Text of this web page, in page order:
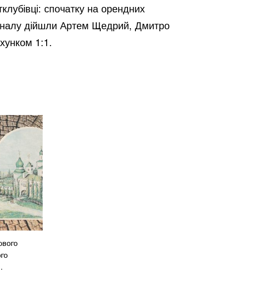
спочатку на орендних
дійшли Артем Щедрий, Дмитро
1:1.